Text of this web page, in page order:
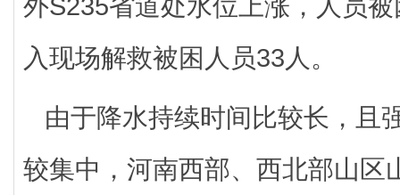
外S235省道处水位上涨，人员
入现场解救被困人员33人。
由于降水持续时间比较长，且
较集中，河南西部、西北部山区